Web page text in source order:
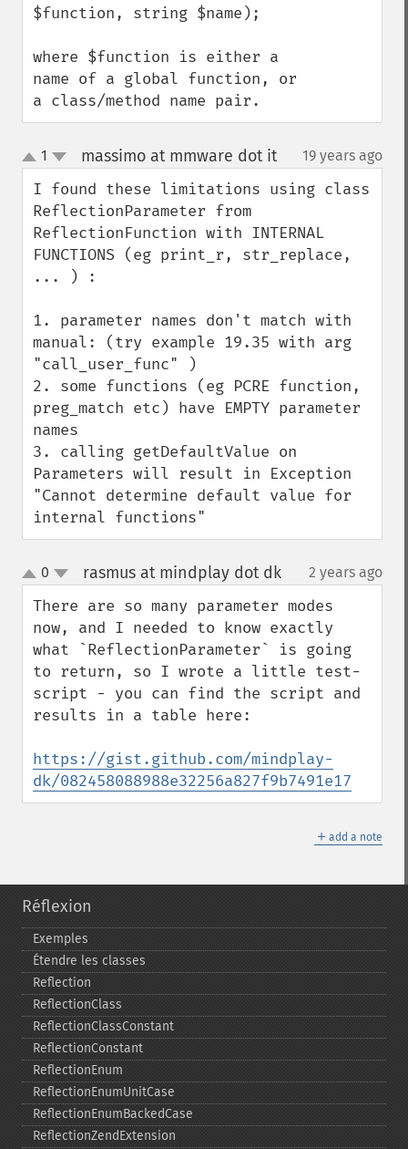
$function, string $name);
where $function is either a
name of a global function, or
a class/method name pair.
up
down
1 massimo at mmware dot it¶ 19 years ago
I found these limitations using class
ReflectionParameter from
ReflectionFunction with INTERNAL
FUNCTIONS (eg print_r, str_replace,
... ) :
1. parameter names don't match with
manual: (try example 19.35 with arg
"call_user_func" )
2. some functions (eg PCRE function,
preg_match etc) have EMPTY parameter
names
3. calling getDefaultValue on
Parameters will result in Exception
"Cannot determine default value for
internal functions"
up
down
0 rasmus at mindplay dot dk¶ 2 years ago
There are so many parameter modes
now, and I needed to know exactly
what `ReflectionParameter` is going
to return, so I wrote a little test-
script - you can find the script and
results in a table here:
https://gist.github.com/mindplay-
dk/082458088988e32256a827f9b7491e17
＋ add a note
Réflexion
Exemples
Étendre les classes
Reflection
ReflectionClass
ReflectionClassConstant
ReflectionConstant
ReflectionEnum
ReflectionEnumUnitCase
ReflectionEnumBackedCase
ReflectionZendExtension